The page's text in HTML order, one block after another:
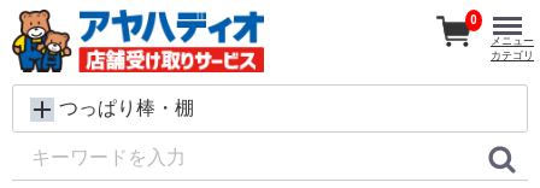
つっぱり棒・棚
0
メニュー
カテゴリ